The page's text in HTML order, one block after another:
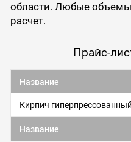
области. Любые
расчет.
Прайс-
Название
Название